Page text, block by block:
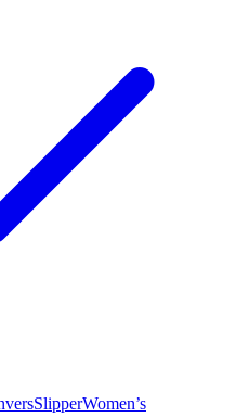
SlipperWomen’s